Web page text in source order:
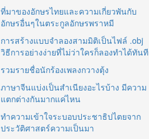
ที่มาของอักษรไทยและความเกี่ยวพันกับ
อักษรอื่นๆในตระกูลอักษรพราหมี
การสร้างแบบจำลองสามมิติเป็นไฟล์ .obj
วิธีการอย่างง่ายที่ไม่ว่าใครก็ลองทำได้ทันที
รวมรายชื่อนักร้องเพลงกวางตุ้ง
ภาษาจีนแบ่งเป็นสำเนียงอะไรบ้าง มีความ
แตกต่างกันมากแค่ไหน
ทำความเข้าใจระบอบประชาธิปไตยจาก
ประวัติศาสตร์ความเป็นมา